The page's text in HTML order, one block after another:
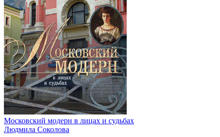
Московский модерн в лицах и судьбах
Людмила Соколова